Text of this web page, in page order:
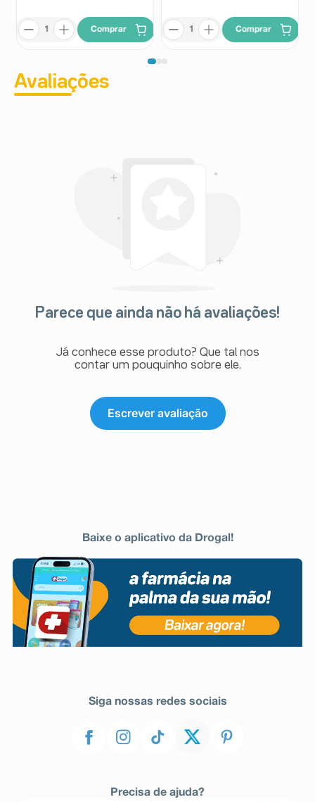
Comprar Comprar
Avaliações
Parece que ainda não há avaliações!
Já conhece esse produto? Que tal nos
contar um pouquinho sobre ele.
Escrever avaliação
Baixe o aplicativo da Drogal!
Siga nossas redes sociais
Precisa de ajuda?